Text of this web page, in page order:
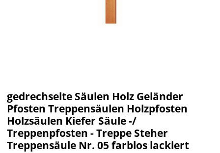
gedrechselte Säulen Holz Geländer
Pfosten Treppensäulen Holzpfosten
Holzsäulen Kiefer Säule -/
Treppenpfosten - Treppe Steher
Treppensäule Nr. 05 farblos lackiert